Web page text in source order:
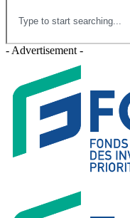
- Advertisement -